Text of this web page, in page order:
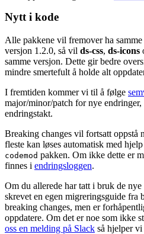
Nytt i kode
Alle pakkene vil fremover ha
versjon 1.2.0, så vil ds-css, ds-icons
samme versjon. Dette gir bedre
mindre smertefult å holde alt
I fremtiden kommer vi til å følge
major/minor/patch for nye
endringstakt.
Breaking changes vil fortsatt oppstå
fleste kan løses automatisk med
codemod pakken. Om ikke dette er
finnes i endringsloggen.
Om du allerede har tatt i bruk de
skrevet en egen migreringsguide fra
breaking changes, men er
oppdatere. Om det er noe som ikke
oss en melding på Slack så hjelper